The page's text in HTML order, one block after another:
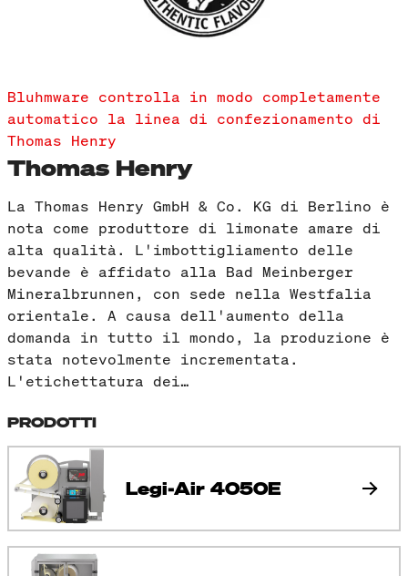
Bluhmware controlla in modo completamente
automatico la linea di confezionamento di
Thomas Henry
Thomas Henry
La Thomas Henry GmbH & Co. KG di Berlino è
nota come produttore di limonate amare di
alta qualità. L'imbottigliamento delle
bevande è affidato alla Bad Meinberger
Mineralbrunnen, con sede nella Westfalia
orientale. A causa dell'aumento della
domanda in tutto il mondo, la produzione è
stata notevolmente incrementata.
L'etichettatura dei…
PRODOTTI
Legi-Air 4050E